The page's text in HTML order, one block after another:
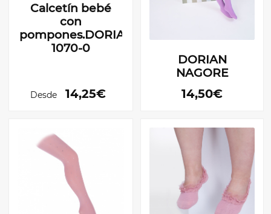
Calcetín bebé
con
pompones.DORIAN
1070-0
Desde 14,25€
DORIAN
NAGORE
14,50€